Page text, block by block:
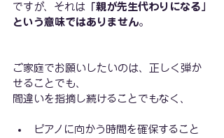
ですが、それは 「親が先生代わりになる」
という意味ではありません。
ご家庭でお願いしたいのは、正しく弾か
せることでも、
間違いを指摘し続けることでもなく、
ピアノに向かう時間を確保すること